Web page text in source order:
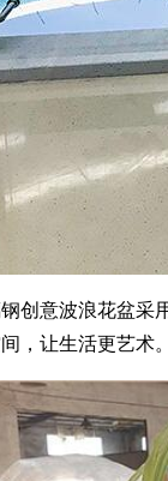
意波浪花盆采用
，让生活更艺术。